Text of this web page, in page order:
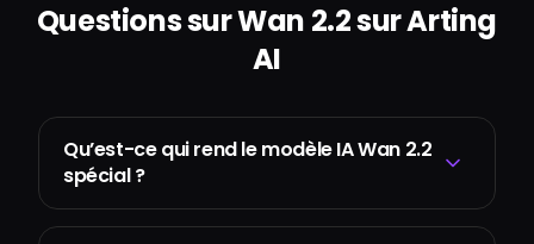
Questions sur Wan 2.2 sur Arting
AI
Qu’est-ce qui rend le modèle IA Wan 2.2
spécial ?